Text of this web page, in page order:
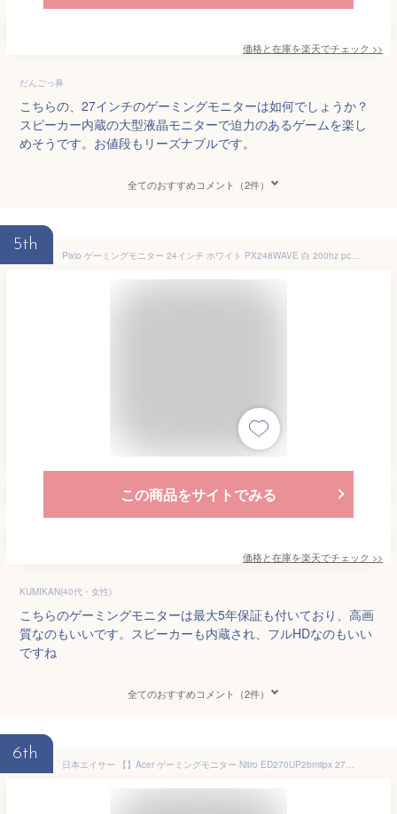
価格と在庫を楽天でチェック >>
だんごっ鼻
こちらの、27インチのゲーミングモニターは如何でしょうか？
スピーカー内蔵の大型液晶モニターで迫力のあるゲームを楽し
めそうです。お値段もリーズナブルです。
全てのおすすめコメント（2件）
5th
Pixio ゲーミングモニター 24インチ ホワイト PX248WAVE 白 200hz pcモニター 120Hz 144Hz 165Hz 対応 モニター ピンク ブルー ベージュ フルHD IPS HDR ノングレア スピーカー内蔵 VESA 23.8インチ 液晶 ディスプレイ ピクシオ 公式 【最大5年保証】
この商品をサイトでみる
価格と在庫を楽天でチェック >>
KUMIKAN(40代・女性)
こちらのゲーミングモニターは最大5年保証も付いており、高画
質なのもいいです。スピーカーも内蔵され、フルHDなのもいい
ですね
全てのおすすめコメント（2件）
6th
日本エイサー 【】Acer ゲーミングモニター Nitro ED270UP2bmiipx 27インチ VA 非光沢 湾曲1500R WQHD 170Hz 1ms(VRB) PC/PS5/Xbox X/S向き HDMI 2.0 DisplayPort VE